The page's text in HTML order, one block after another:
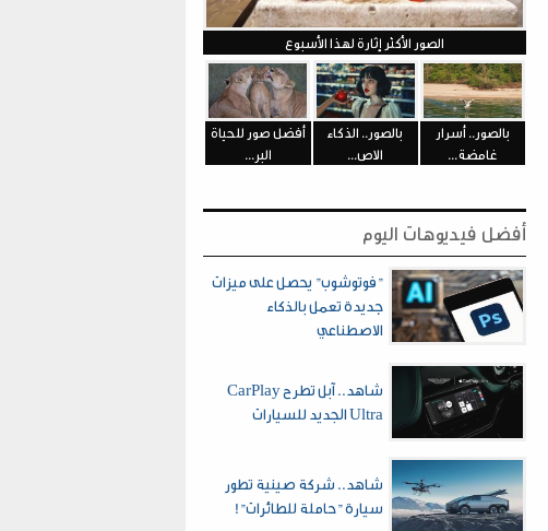
الصور الأكثر إثارة لهذا الأسبوع
بالصور.. أسرار
غامضة...
بالصور.. الذكاء
الاص...
أفضل صور للحياة
البر...
أفضل فيديوهات اليوم
"فوتوشوب" يحصل على ميزات
جديدة تعمل بالذكاء
الاصطناعي
شاهد.. آبل تطرح CarPlay
Ultra الجديد للسيارات
شاهد.. شركة صينية تطور
سيارة "حاملة للطائرات"!